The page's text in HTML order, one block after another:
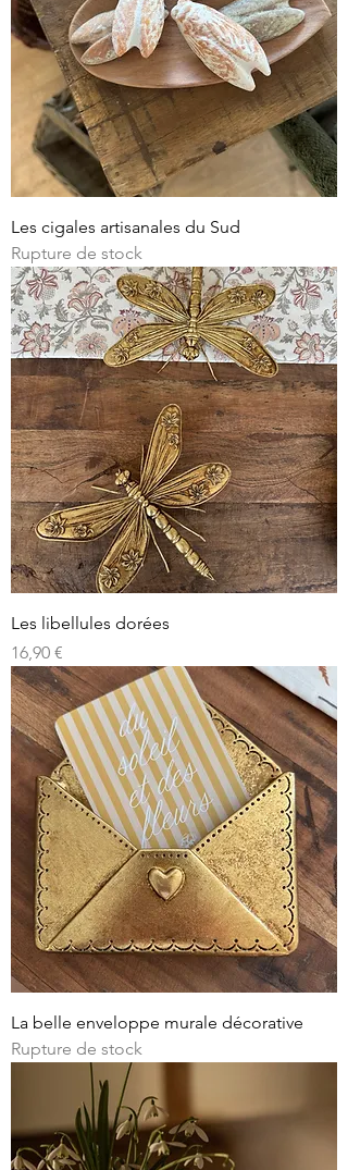
Les cigales artisanales du Sud
Rupture de stock
Les libellules dorées
Prix
16,90 €
La belle enveloppe murale décorative
Rupture de stock